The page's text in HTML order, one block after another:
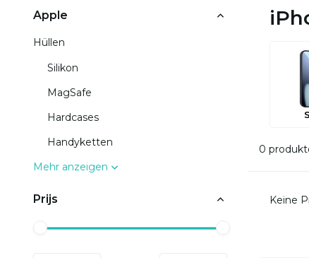
Apple
Hüllen
Silikon
MagSafe
Hardcases
Handyketten
Mehr anzeigen
Prijs
0
Keine